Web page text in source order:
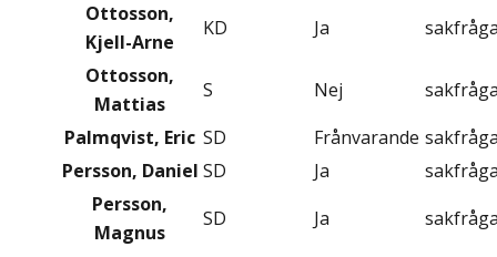
Ottosson,
Kjell-Arne
KD Ja
Ottosson,
Mattias
S Nej
Palmqvist, Eric SD Frånvarande
Persson, Daniel SD Ja
Persson,
Magnus
SD Ja